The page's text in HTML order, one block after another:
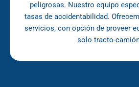
peligrosas. Nuestro equipo
tasas de accidentabilidad.
servicios, con opción de proveer
solo tracto-